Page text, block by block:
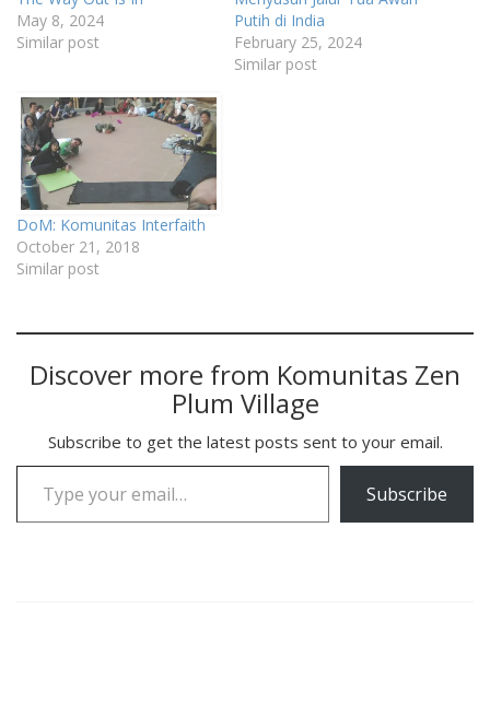
May 8, 2024
Similar post
Putih di India
February 25, 2024
Similar post
DoM: Komunitas Interfaith
October 21, 2018
Similar post
Discover more from Komunitas Zen
Plum Village
Subscribe to get the latest posts sent to your email.
Type your email…
Subscribe